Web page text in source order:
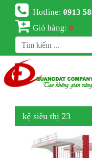
Hotline:0913
Giỏ hàng:0
kệ siêu thị 23